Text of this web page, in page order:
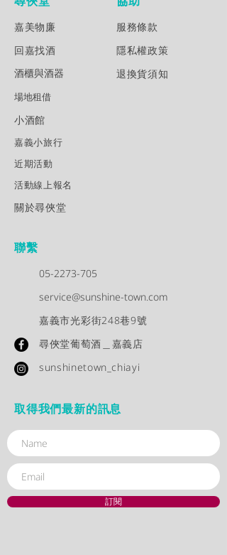
嘉美物廉
回嘉找酒
酒櫃與酒器
場地租借
小酒館
嘉義小旅行
近期活動
活動線上報名
​關於尋俠堂
服務條款
隱私權政策
退換貨須知
聯繫
05-2273-705
service@sunshine-town.com
嘉義市光彩街248巷9號
尋俠堂葡萄酒＿嘉義店
sunshinetown_chiayi
取得我們最新的訊息
訂閱